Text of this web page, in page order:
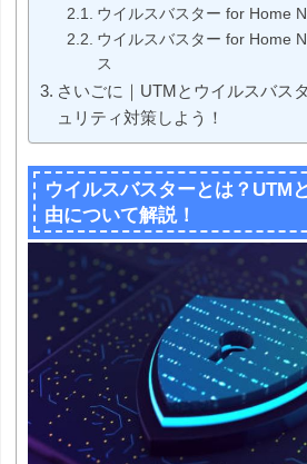
ウイルスバスター for Home
ウイルスバスター for Home
ス
さいごに｜UTMとウイルスバス
ュリティ対策しよう！
ウイルスバスターとは？UTM
由について解説！